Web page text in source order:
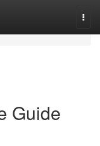
Guide